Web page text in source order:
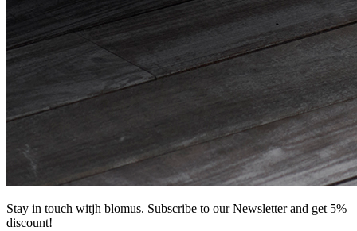
Stay in touch witjh blomus. Subscribe to our Newsletter and get 5%
discount!